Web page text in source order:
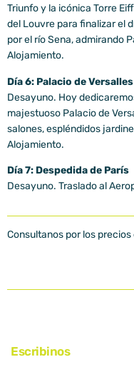
Triunfo y la icónica Torre
del Louvre para finalizar el
por el río Sena, admirando
Alojamiento.
Día 6: Palacio de Versalles
Desayuno. Hoy
majestuoso Palacio de
salones, espléndidos
Alojamiento.
Día 7: Despedida de París
Desayuno. Traslado al
Consultanos por los precios
Escribinos